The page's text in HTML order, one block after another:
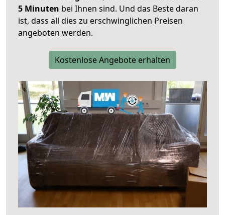
5 Minuten bei Ihnen sind. Und das Beste daran
ist, dass all dies zu erschwinglichen Preisen
angeboten werden.
Kostenlose Angebote erhalten